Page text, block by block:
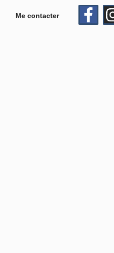
Me contacter